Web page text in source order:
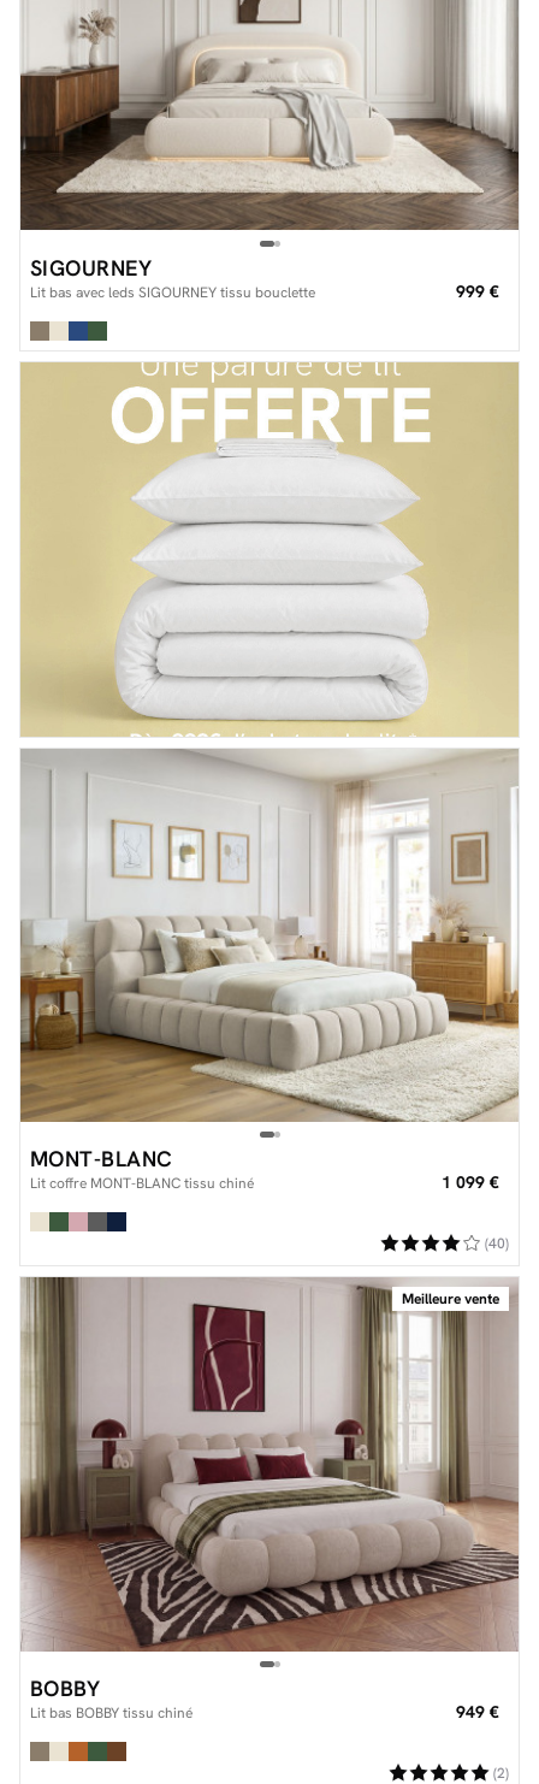
SIGOURNEY
Lit bas avec leds SIGOURNEY tissu bouclette 999 €
MONT-BLANC
Lit coffre MONT-BLANC tissu chiné 1 099 €
(40)
Meilleure vente
BOBBY
Lit bas BOBBY tissu chiné 949 €
(2)